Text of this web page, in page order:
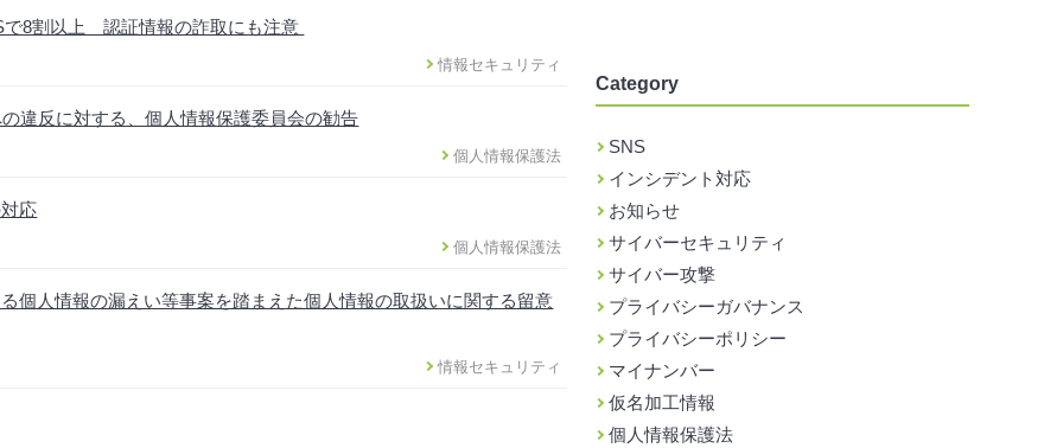
8割以上 認証情報の詐取にも注意
情報セキュリティ
違反に対する、個人情報保護委員会の勧告
個人情報保護法
応
個人情報保護法
個人情報の漏えい等事案を踏まえた個人情報の取扱いに関する留意
情報セキュリティ
Category
SNS
インシデント対応
お知らせ
サイバーセキュリティ
サイバー攻撃
プライバシーガバナンス
プライバシーポリシー
マイナンバー
仮名加工情報
個人情報保護法